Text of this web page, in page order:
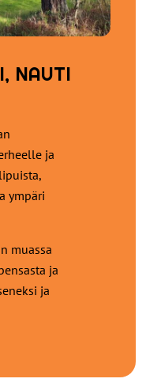
NAUTI
ja
ympäri
muassa
ja
ja